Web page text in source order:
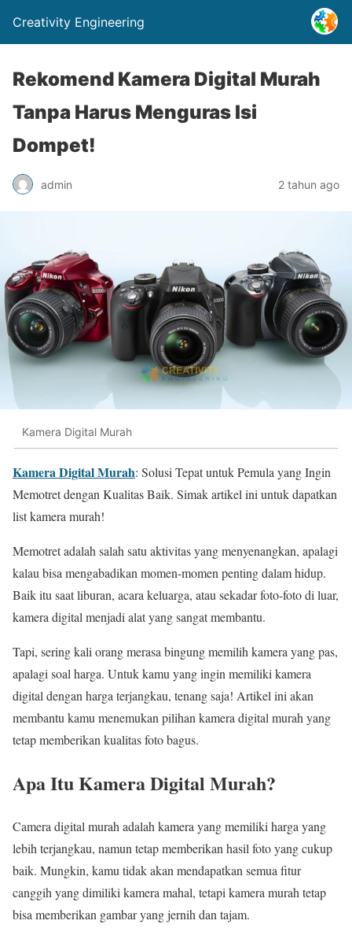
Creativity Engineering
Rekomend Kamera Digital Murah
Tanpa Harus Menguras Isi
Dompet!
admin 2 tahun ago
Kamera Digital Murah
Kamera Digital Murah: Solusi Tepat untuk Pemula yang Ingin
Memotret dengan Kualitas Baik. Simak artikel ini untuk dapatkan
list kamera murah!
Memotret adalah salah satu aktivitas yang menyenangkan, apalagi
kalau bisa mengabadikan momen-momen penting dalam hidup.
Baik itu saat liburan, acara keluarga, atau sekadar foto-foto di luar,
kamera digital menjadi alat yang sangat membantu.
Tapi, sering kali orang merasa bingung memilih kamera yang pas,
apalagi soal harga. Untuk kamu yang ingin memiliki kamera
digital dengan harga terjangkau, tenang saja! Artikel ini akan
membantu kamu menemukan pilihan kamera digital murah yang
tetap memberikan kualitas foto bagus.
Apa Itu Kamera Digital Murah?
Camera digital murah adalah kamera yang memiliki harga yang
lebih terjangkau, namun tetap memberikan hasil foto yang cukup
baik. Mungkin, kamu tidak akan mendapatkan semua fitur
canggih yang dimiliki kamera mahal, tetapi kamera murah tetap
bisa memberikan gambar yang jernih dan tajam.